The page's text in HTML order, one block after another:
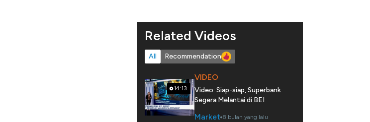
Related Videos
All Recommendation
14:13
VIDEO
Video: Siap-siap, Superbank
Segera Melantai di BEI
Market 8 bulan yang lalu